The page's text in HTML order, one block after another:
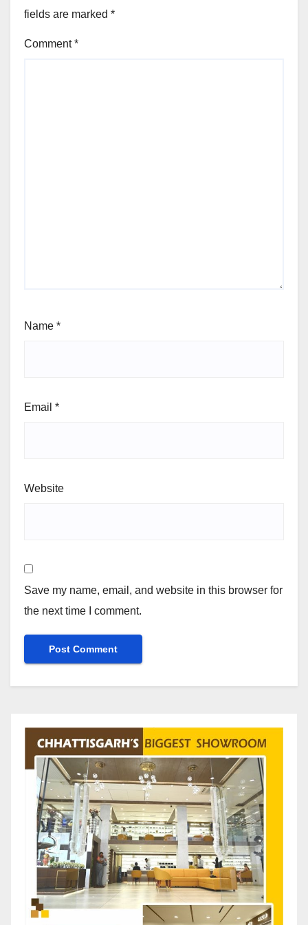
fields are marked *
Comment*
Name *
Email *
Website
Save my name, email, and website in this browser for
the next time I comment.